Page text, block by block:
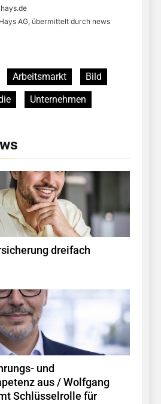
AG, übermittelt durch news
Arbeitsmarkt
Bild
Unternehmen
dreifach
und
aus / Wolfgang
Schlüsselrolle für